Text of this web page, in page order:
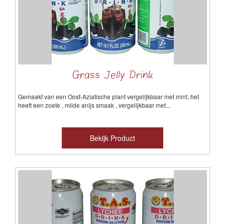
Grass Jelly Drink
Gemaakt van een Oost-Aziatische plant vergelijkbaar met mint, het
heeft een zoete , milde anijs smaak , vergelijkbaar met...
Bekijk Product